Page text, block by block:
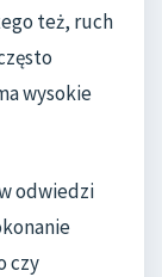
też, ruch
wysokie
odwiedzi
czy